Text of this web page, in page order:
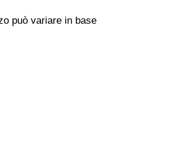
può variare in base